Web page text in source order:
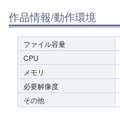
作品情報/動作環境
ファイル容量
CPU
メモリ
必要解像度
その他